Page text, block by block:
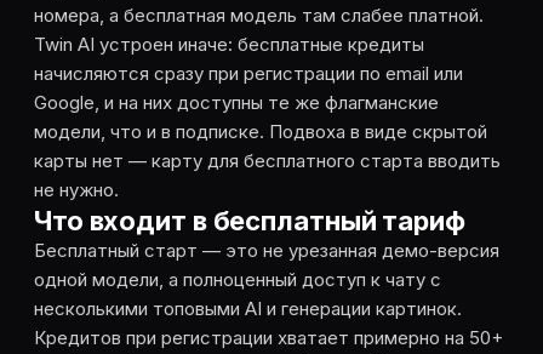
номера, а бесплатная модель там слабее платной.
Twin AI устроен иначе: бесплатные кредиты
начисляются сразу при регистрации по email или
Google, и на них доступны те же флагманские
модели, что и в подписке. Подвоха в виде скрытой
карты нет — карту для бесплатного старта вводить
не нужно.
Что входит в бесплатный тариф
Бесплатный старт — это не урезанная демо-версия
одной модели, а полноценный доступ к чату с
несколькими топовыми AI и генерации картинок.
Кредитов при регистрации хватает примерно на 50+